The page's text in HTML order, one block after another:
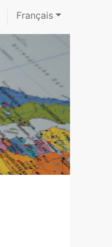
Français